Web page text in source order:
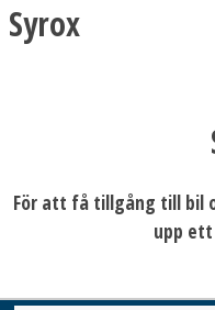
Syrox
För att få tillgång till bil
upp